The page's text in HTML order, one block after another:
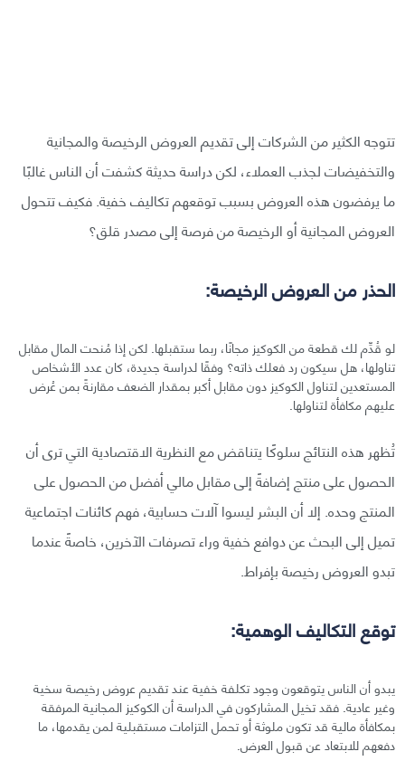
تتوجه الكثير من الشركات إلى تقديم العروض الرخيصة والمجانية
والتخفيضات لجذب العملاء، لكن دراسة حديثة كشفت أن الناس غالبًا
ما يرفضون هذه العروض بسبب توقعهم تكاليف خفية. فكيف تتحول
العروض المجانية أو الرخيصة من فرصة إلى مصدر قلق؟
الحذر من العروض الرخيصة:
لو قُدِّم لك قطعة من الكوكيز مجانًا، ربما ستقبلها. لكن إذا مُنحت المال مقابل
تناولها، هل سيكون رد فعلك ذاته؟ وفقًا لدراسة جديدة، كان عدد الأشخاص
المستعدين لتناول الكوكيز دون مقابل أكبر بمقدار الضعف مقارنةً بمن عُرض
عليهم مكافأة لتناولها.
تُظهر هذه النتائج سلوكًا يتناقض مع النظرية الاقتصادية التي ترى أن
الحصول على منتج إضافةً إلى مقابل مالي أفضل من الحصول على
المنتج وحده. إلا أن البشر ليسوا آلات حسابية، فهم كائنات اجتماعية
تميل إلى البحث عن دوافع خفية وراء تصرفات الآخرين، خاصةً عندما
تبدو العروض رخيصة بإفراط.
توقع التكاليف الوهمية:
يبدو أن الناس يتوقعون وجود تكلفة خفية عند تقديم عروض رخيصة سخية
وغير عادية. فقد تخيل المشاركون في الدراسة أن الكوكيز المجانية المرفقة
بمكافأة مالية قد تكون ملوثة أو تحمل التزامات مستقبلية لمن يقدمها، ما
دفعهم للابتعاد عن قبول العرض.